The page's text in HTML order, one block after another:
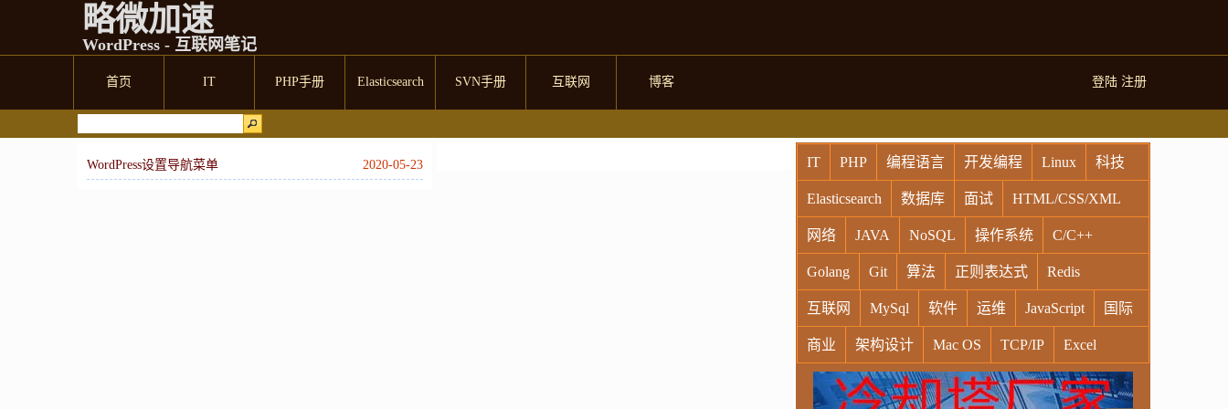
略微加速
WordPress - 互联网笔记
首页 IT PHP手册 Elasticsearch SVN手册 互联网 博客 登陆 注册
2020-05-23
WordPress设置导航菜单 IT PHP 编程语言 开发编程 Linux 科技
Elasticsearch 数据库 面试 HTML/CSS/XML
网络 JAVA NoSQL 操作系统 C/C++
Golang Git 算法 正则表达式 Redis
互联网 MySql 软件 运维 JavaScript 国际
商业 架构设计 Mac OS TCP/IP Excel
Windows Oracle Socket VR Vim